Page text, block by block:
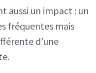
aussi un impact : un
fréquentes mais
d’une